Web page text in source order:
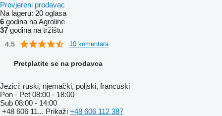
Provjereni prodavac
Na lageru: 20 oglasa
6 godina na Agroline
37 godina na tržištu
4.5 10 komentara
Pretplatite se na prodavca
Jezici: ruski, njemački, poljski, francuski
Pon - Pet 08:00 - 18:00
Sub 08:00 - 14:00
+48 606 11... Prikaži +48 606 112 387